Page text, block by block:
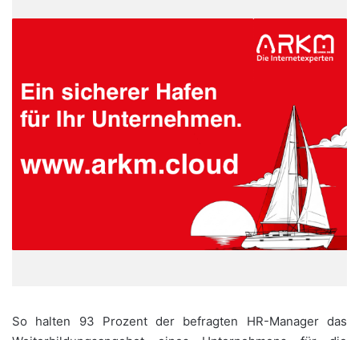
So halten 93 Prozent der befragten HR-Manager das